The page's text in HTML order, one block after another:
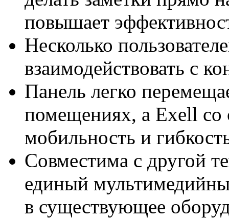
повышает
Несколько
взаимодействовать с
Панель легко
помещениях, а Exell со
мобильность и
Совместима с другой
единый
в существующее